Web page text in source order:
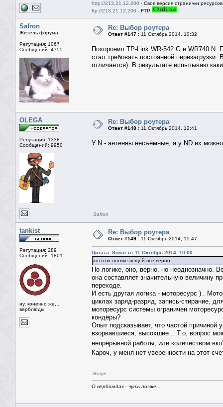
http://213.21.12.200 - Своя версия странички
ftp://213.21.12.200 - FTP
Safron
Житель форума
Репутация: 1067
Сообщений: 4755
Re: Выбор роутера
Ответ #147 : 11 Октябрь 2014, 10:32
Похоронил TP-Link WR-542 G и WR740 N.
стал требовать постоянной
отличается). В результате испытываю
OLEGA
Репутация: 1338
Сообщений: 9950
Re: Выбор роутера
Ответ #148 : 11 Октябрь 2014, 12:41
У N - антенны несъёмные, а у ND их
Safron
tankist
Репутация: 289
Сообщений: 1801
ну, конечно же, ..
верблюды
Re: Выбор роутера
Ответ #149 : 11 Октябрь 2014, 15:47
Цитата: Sonar от 11 Октябрь 2014, 10:00
хотя по логике вещей всё верно.
По логике, оно, верно. но неоднозначно.
она составляет значительную величину
переходе.
И есть другая логика - моторесурс ) .
циклах заряд-разряд, запись-стирание,
моторесурс системы ограничен
кондёры?
Опыт подсказывает, что частой
взорвавшиеся, высохшие... Т.о, вопрос
непрерывной работы, или количеством
Кароч, у меня нет уверенности на этот
Boryn
О верблюдах - чуть позже...